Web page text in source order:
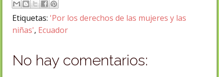
Etiquetas: 'Por los derechos de las mujeres y las
niñas', Ecuador
No hay comentarios: